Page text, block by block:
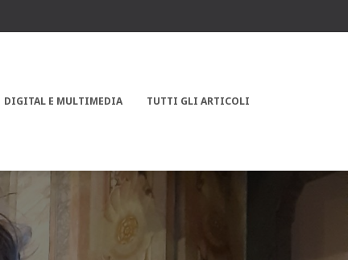
DIGITAL E MULTIMEDIA TUTTI GLI ARTICOLI